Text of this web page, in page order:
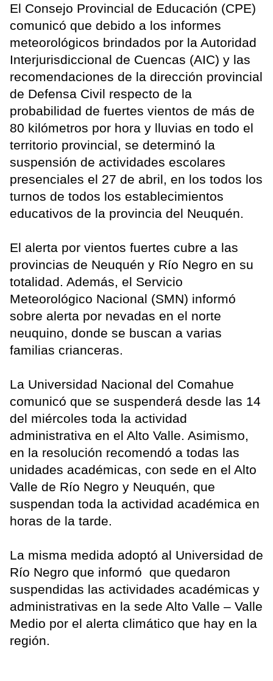
El Consejo Provincial de Educación (CPE)
comunicó que debido a los informes
meteorológicos brindados por la Autoridad
Interjurisdiccional de Cuencas (AIC) y las
recomendaciones de la dirección provincial
de Defensa Civil respecto de la
probabilidad de fuertes vientos de más de
80 kilómetros por hora y lluvias en todo el
territorio provincial, se determinó la
suspensión de actividades escolares
presenciales el 27 de abril, en los todos los
turnos de todos los establecimientos
educativos de la provincia del Neuquén.
El alerta por vientos fuertes cubre a las
provincias de Neuquén y Río Negro en su
totalidad. Además, el Servicio
Meteorológico Nacional (SMN) informó
sobre alerta por nevadas en el norte
neuquino, donde se buscan a varias
familias crianceras.
La Universidad Nacional del Comahue
comunicó que se suspenderá desde las 14
del miércoles toda la actividad
administrativa en el Alto Valle. Asimismo,
en la resolución recomendó a todas las
unidades académicas, con sede en el Alto
Valle de Río Negro y Neuquén, que
suspendan toda la actividad académica en
horas de la tarde.
La misma medida adoptó al Universidad de
Río Negro que informó que quedaron
suspendidas las actividades académicas y
administrativas en la sede Alto Valle – Valle
Medio por el alerta climático que hay en la
región.